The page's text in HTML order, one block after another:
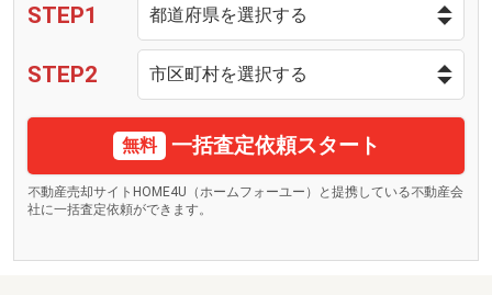
STEP1
STEP2
無料 一括査定依頼スタート
不動産売却サイトHOME4U（ホームフォーユー）と提携している不動産会
社に一括査定依頼ができます。